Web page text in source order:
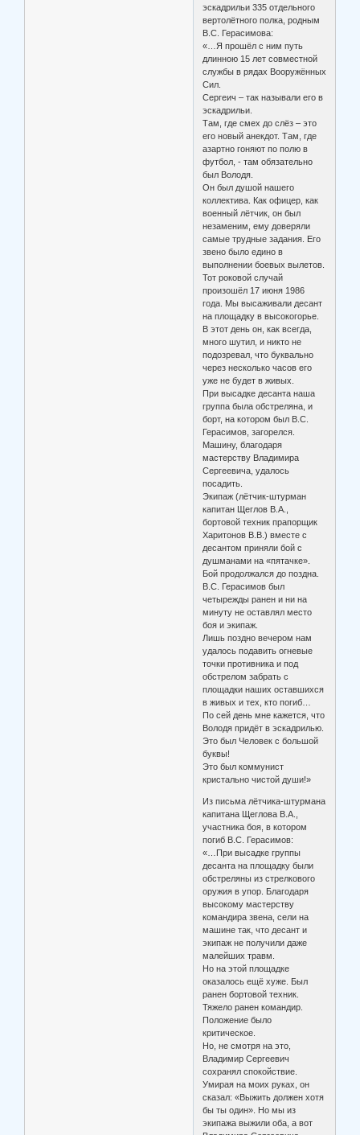
эскадрильи 335 отдельного
вертолётного полка, родным
В.С. Герасимова:
«…Я прошёл с ним путь
длинною 15 лет совместной
службы в рядах Вооружённых
Сил.
Сергеич – так называли его в
эскадрильи.
Там, где смех до слёз – это
его новый анекдот. Там, где
азартно гоняют по полю в
футбол, - там обязательно
был Володя.
Он был душой нашего
коллектива. Как офицер, как
военный лётчик, он был
незаменим, ему доверяли
самые трудные задания. Его
звено было едино в
выполнении боевых вылетов.
Тот роковой случай
произошёл 17 июня 1986
года. Мы высаживали десант
на площадку в высокогорье.
В этот день он, как всегда,
много шутил, и никто не
подозревал, что буквально
через несколько часов его
уже не будет в живых.
При высадке десанта наша
группа была обстреляна, и
борт, на котором был В.С.
Герасимов, загорелся.
Машину, благодаря
мастерству Владимира
Сергеевича, удалось
посадить.
Экипаж (лётчик-штурман
капитан Щеглов В.А.,
бортовой техник прапорщик
Харитонов В.В.) вместе с
десантом приняли бой с
душманами на «пятачке».
Бой продолжался до поздна.
В.С. Герасимов был
четырежды ранен и ни на
минуту не оставлял место
боя и экипаж.
Лишь поздно вечером нам
удалось подавить огневые
точки противника и под
обстрелом забрать с
площадки наших оставшихся
в живых и тех, кто погиб…
По сей день мне кажется, что
Володя придёт в эскадрилью.
Это был Человек с большой
буквы!
Это был коммунист
кристально чистой души!»
Из письма лётчика-штурмана
капитана Щеглова В.А.,
участника боя, в котором
погиб В.С. Герасимов:
«…При высадке группы
десанта на площадку были
обстреляны из стрелкового
оружия в упор. Благодаря
высокому мастерству
командира звена, сели на
машине так, что десант и
экипаж не получили даже
малейших травм.
Но на этой площадке
оказалось ещё хуже. Был
ранен бортовой техник.
Тяжело ранен командир.
Положение было
критическое.
Но, не смотря на это,
Владимир Сергеевич
сохранял спокойствие.
Умирая на моих руках, он
сказал: «Выжить должен хотя
бы ты один». Но мы из
экипажа выжили оба, а вот